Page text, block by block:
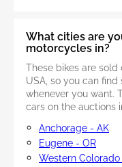
What cities are
motorcycles in?
These bikes are
USA, so you can find
whenever you want.
cars on the auctions
Anchorage - AK
Eugene - OR
Western Colorado